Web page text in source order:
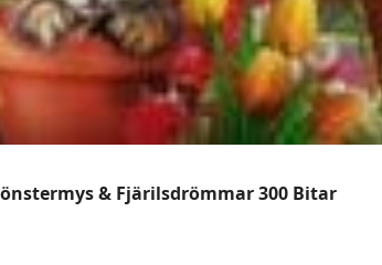
& Fjärilsdrömmar 300 Bitar